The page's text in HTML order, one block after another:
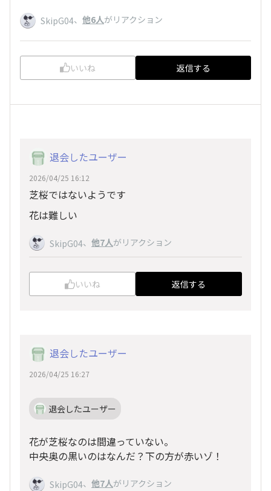
SkipG04、 他6人がリアクション
いいね 返信する
退会したユーザー
2026/04/25 16:12
芝桜ではないようです
花は難しい
SkipG04、 他7人がリアクション
いいね 返信する
退会したユーザー
2026/04/25 16:27
退会したユーザー
花が芝桜なのは間違っていない。
中央奥の黒いのはなんだ？下の方が赤いゾ！
SkipG04、 他7人がリアクション